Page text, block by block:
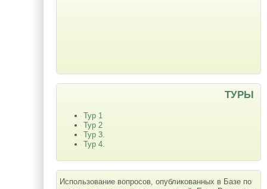
ТУРЫ
Тур 1
Тур 2
Тур 3.
Тур 4.
Использование вопросов, опубликованных в Базе по